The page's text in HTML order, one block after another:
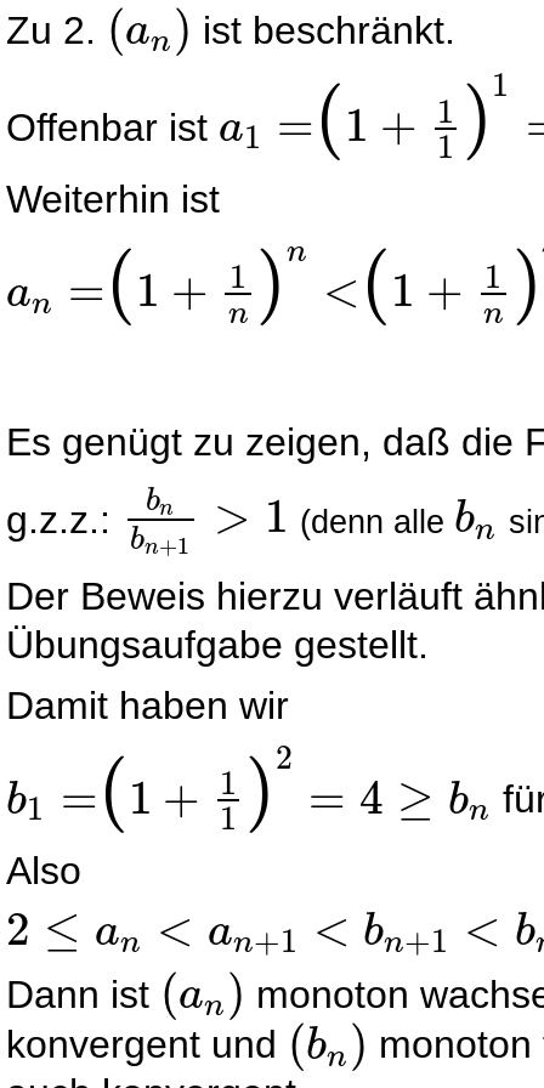
Zu 2. (an)
(a n) ist beschränkt.
Offenbar ist a1 =(1 +
1
1 ) 1
a1= 1=2≤ n
Weiterhin ist
an =(1 + 1
n )n
<(1 + 1
n )
an=1+ n<1+ n 1+1 1:
Es genügt zu zeigen, daß die
g.z.z.:
bn
bn+1
> 1
n (denn alle bn
bn
Der Beweis hierzu verläuft
Übungsaufgabe gestellt.
Damit haben wir
b1 =(1 +
1
1 ) 2
= 4 ≥ bn
b1= 12=4≥ bn
Also
2 ≤ an < an+1 < bn+1 < b
2≤a an+ bn+1< ≤4.
Dann ist (an )
(a n)
monoton
konvergent und (bn)
(b n)